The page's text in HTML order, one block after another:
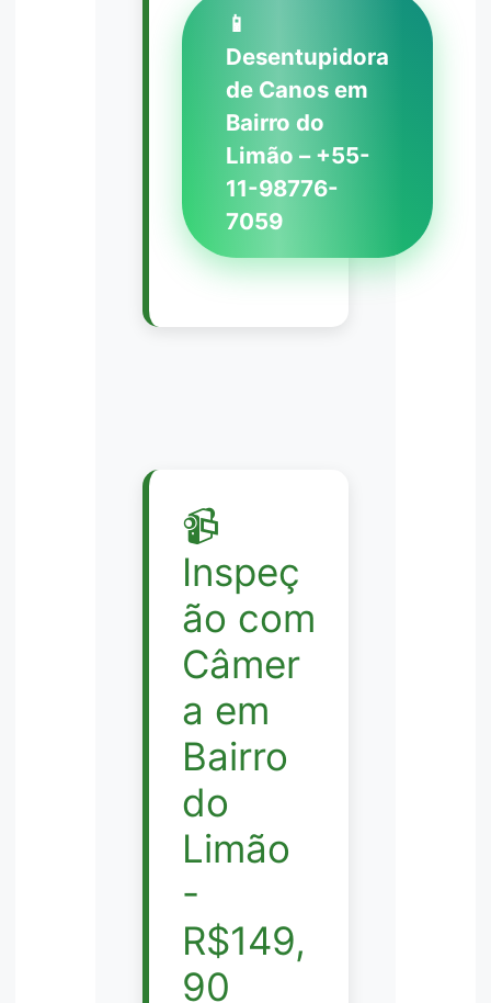
📱
Desentupidora
de Canos em
Bairro do
Limão – +55-
11-98776-
7059
📹
Inspeç
ão com
Câmer
a em
Bairro
do
Limão
-
R$149,
90